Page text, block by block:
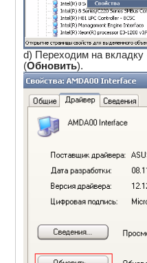
d) Переходим на вкладку
(Обновить).